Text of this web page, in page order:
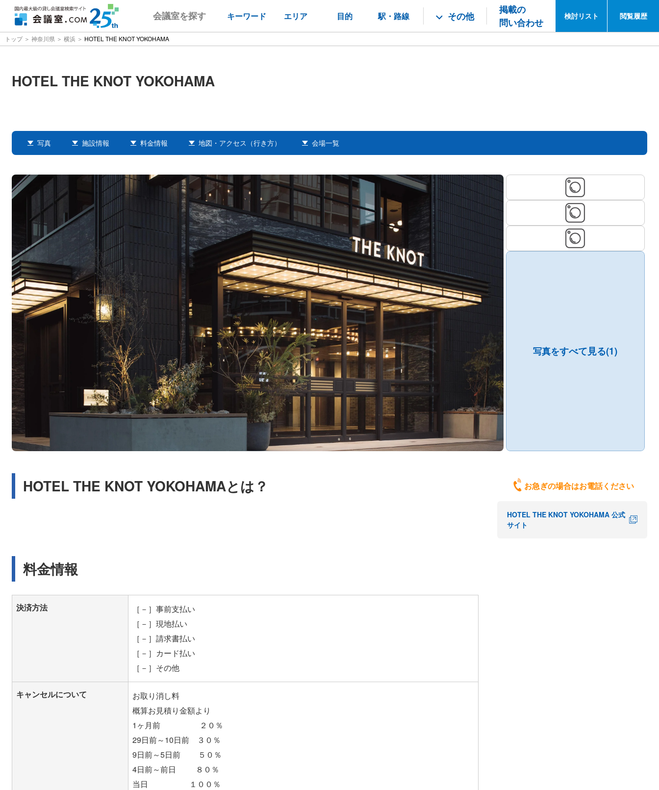
会議室を探す キーワード エリア 目的 駅・路線 その他
掲載の
問い合わせ
検討リスト 閲覧履歴
トップ 神奈川県 横浜 HOTEL THE KNOT YOKOHAMA
HOTEL THE KNOT YOKOHAMA
写真 施設情報 料金情報 地図・アクセス（行き方） 会場一覧
写真をすべて見る(1)
HOTEL THE KNOT YOKOHAMAとは？
料金情報
決済方法
［－］事前支払い
［－］現地払い
［－］請求書払い
［－］カード払い
［－］その他
キャンセルについて
お取り消し料
概算お見積り金額より
1ヶ月前 ２０％
29日前～10日前 ３０％
9日前～5日前 ５０％
4日前～前日 ８０％
当日 １００％
お急ぎの場合はお電話ください
HOTEL THE KNOT YOKOHAMA 公式
サイト